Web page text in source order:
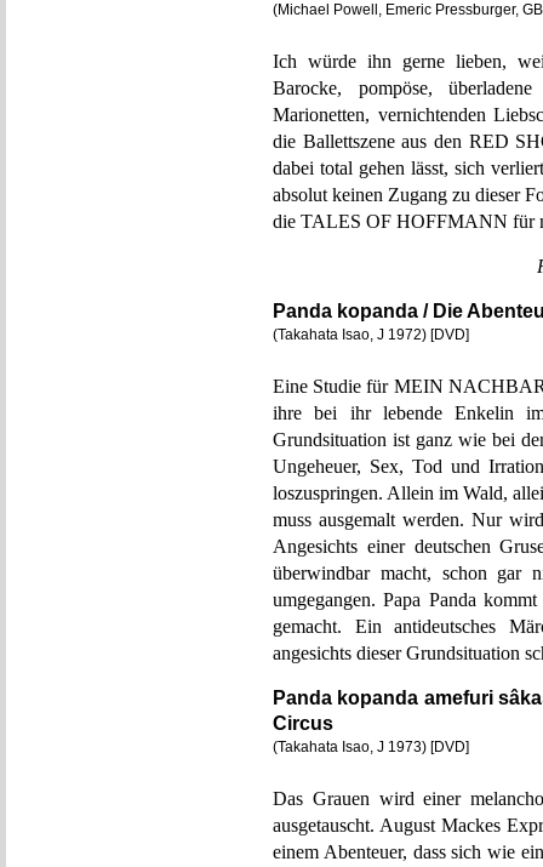
(Michael Powell, Emeric Pressburger,
Ich würde ihn gerne lieben,
Barocke, pompöse,
Marionetten, vernichtenden
die Ballettszene aus den RED
dabei total gehen lässt, sich
absolut keinen Zugang zu dieser
die TALES OF HOFFMANN für
Panda kopanda / Die
(Takahata Isao, J 1972) [DVD]
Eine Studie für MEIN
ihre bei ihr lebende Enkelin
Grundsituation ist ganz wie bei
Ungeheuer, Sex, Tod und
loszuspringen. Allein im Wald,
muss ausgemalt werden. Nur
Angesichts einer deutschen
überwindbar macht, schon
umgegangen. Papa Panda
gemacht. Ein antideutsches
angesichts dieser Grundsituation
Panda kopanda amefuri
Circus
(Takahata Isao, J 1973) [DVD]
Das Grauen wird einer
ausgetauscht. August Mackes
einem Abenteuer, dass sich wie